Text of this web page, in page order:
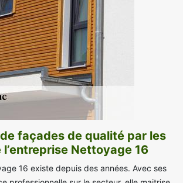
façades de qualité par les
Nettoyage 16
16 existe depuis des années. Avec ses